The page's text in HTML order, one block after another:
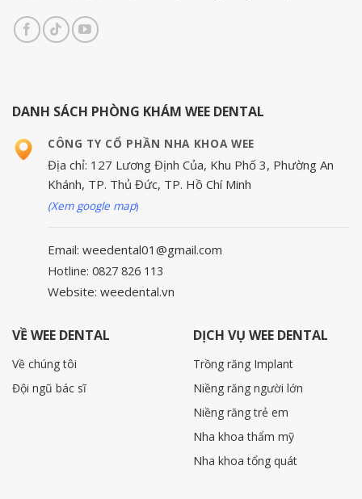
DANH SÁCH PHÒNG KHÁM WEE DENTAL
CÔNG TY CỔ PHẦN NHA KHOA WEE
Địa chỉ: 127 Lương Định Của, Khu Phố 3, Phường An
Khánh, TP. Thủ Đức, TP. Hồ Chí Minh
(Xem google map)
Email: weedental01@gmail.com
Hotline: 0827 826 113
Website: weedental.vn
VỀ WEE DENTAL
Về chúng tôi
Đội ngũ bác sĩ
DỊCH VỤ WEE DENTAL
Trồng răng Implant
Niềng răng người lớn
Niềng răng trẻ em
Nha khoa thẩm mỹ
Nha khoa tổng quát